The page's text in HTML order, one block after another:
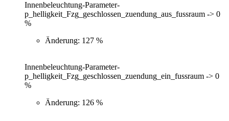
Innenbeleuchtung-Parameter-
p_helligkeit_Fzg_geschlossen_zuendung_aus_fussraum -> 0
%
Änderung: 127 %
Innenbeleuchtung-Parameter-
p_helligkeit_Fzg_geschlossen_zuendung_ein_fussraum -> 0
%
Änderung: 126 %